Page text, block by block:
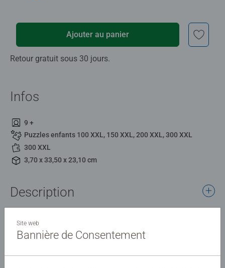
Ajouter au panier
Retour gratuit sous 30 jours.
Infos
9 +
Puzzles enfants 100 XXL, 150 XXL, 200 XXL, 300 XXL
300 XXL
3,70 x 33,50 x 23,10 cm
Description
la taille des pièces sont conçus pour permettre aux
enfants dès 9 ans d'assembler leurs puzzles, dans
l'univers de leurs héros préférés !
Site web
Bannière de Consentement